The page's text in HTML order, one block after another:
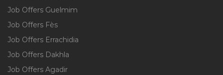
Job Offers Guelmim
Job Offers Fès
Job Offers Errachidia
Job Offers Dakhla
Job Offers Agadir